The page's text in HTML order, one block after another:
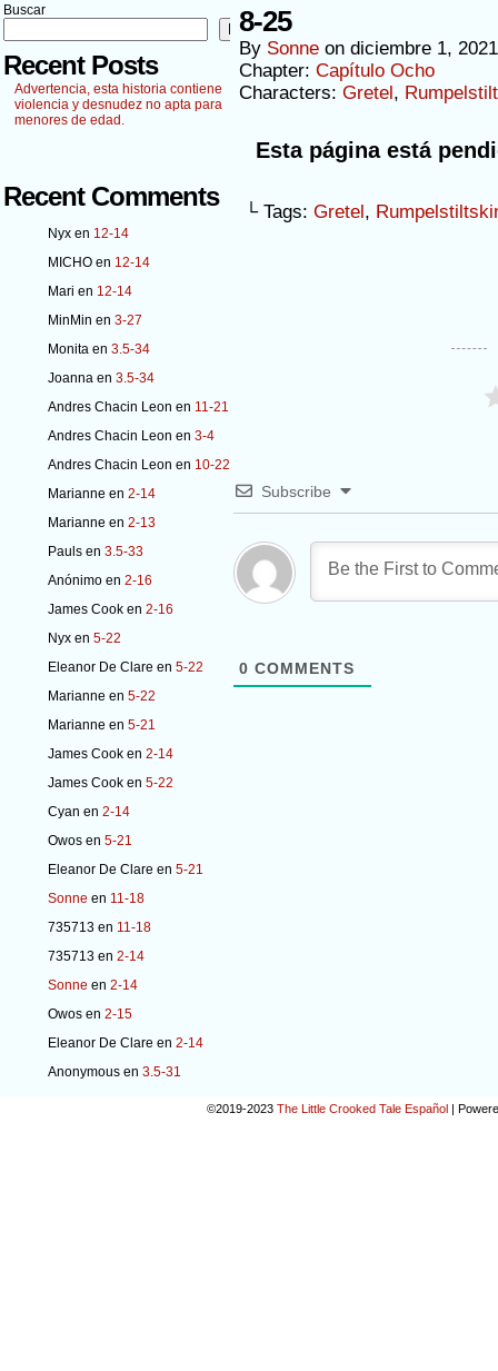
Buscar
Buscar
Recent Posts
Advertencia, esta historia contiene
violencia y desnudez no apta para
menores de edad.
Recent Comments
Nyx en 12-14
MICHO en 12-14
Mari en 12-14
MinMin en 3-27
Monita en 3.5-34
Joanna en 3.5-34
Andres Chacin Leon en 11-21
Andres Chacin Leon en 3-4
Andres Chacin Leon en 10-22
Marianne en 2-14
Marianne en 2-13
Pauls en 3.5-33
Anónimo en 2-16
James Cook en 2-16
Nyx en 5-22
Eleanor De Clare en 5-22
Marianne en 5-22
Marianne en 5-21
James Cook en 2-14
James Cook en 5-22
Cyan en 2-14
Owos en 5-21
Eleanor De Clare en 5-21
Sonne en 11-18
735713 en 11-18
735713 en 2-14
Sonne en 2-14
Owos en 2-15
Eleanor De Clare en 2-14
Anonymous en 3.5-31
8-25
By Sonne on diciembre 1, 2021
Chapter: Capítulo Ocho
Characters: Gretel,
Esta página está
└ Tags: Gretel,
Subscribe
0 COMMENTS
©2019-2023 The Little Crooked Tale Español |